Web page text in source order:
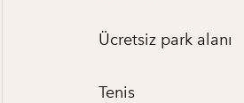
Ücretsiz park alanı
Tenis